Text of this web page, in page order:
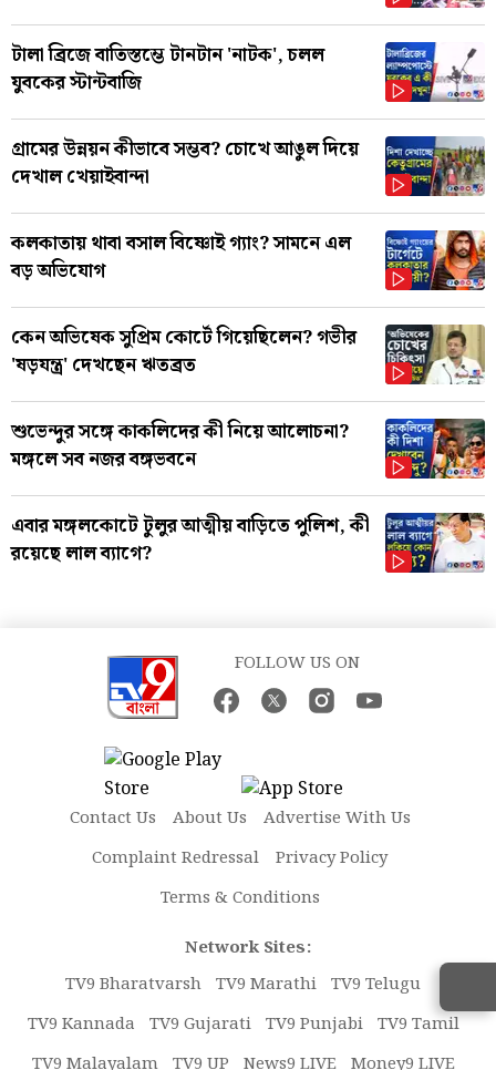
টালা ব্রিজে বাতিস্তম্ভে টানটান 'নাটক', চলল
যুবকের স্টান্টবাজি
গ্রামের উন্নয়ন কীভাবে সম্ভব? চোখে আঙুল দিয়ে
দেখাল খেয়াইবান্দা
কলকাতায় থাবা বসাল বিষ্ণোই গ্যাং? সামনে এল
বড় অভিযোগ
কেন অভিষেক সুপ্রিম কোর্টে গিয়েছিলেন? গভীর
'ষড়যন্ত্র' দেখছেন ঋতব্রত
শুভেন্দুর সঙ্গে কাকলিদের কী নিয়ে আলোচনা?
মঙ্গলে সব নজর বঙ্গভবনে
এবার মঙ্গলকোটে টুলুর আত্মীয় বাড়িতে পুলিশ, কী
রয়েছে লাল ব্যাগে?
FOLLOW US ON
Contact Us About Us
Advertise With Us
Complaint Redressal
Privacy Policy
Terms & Conditions
Network Sites:
TV9 Bharatvarsh TV9 Marathi TV9 Telugu
TV9 Kannada TV9 Gujarati TV9 Punjabi TV9 Tamil
TV9 Malayalam TV9 UP News9 LIVE Money9 LIVE